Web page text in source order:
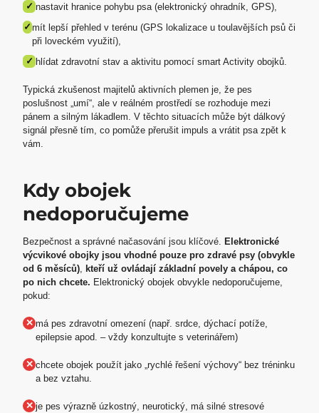
✓ nastavit hranice pohybu psa (elektronický ohradník, GPS),
✓mít lepší přehled v terénu (GPS lokalizace u toulavějších psů či
při loveckém využití),
✓ hlídat zdravotní stav a aktivitu pomocí smart Activity obojků.
Typická zkušenost majitelů aktivních plemen je, že pes
poslušnost „umí“, ale v reálném prostředí se rozhoduje mezi
pánem a silným lákadlem. V těchto situacích může být dálkový
signál přesně tím, co pomůže přerušit impuls a vrátit psa zpět k
vám.
Kdy obojek
nedoporučujeme
Bezpečnost a správné načasování jsou klíčové.
Elektronické
výcvikové obojky jsou vhodné pouze pro zdravé psy (obvykle
od 6 měsíců)
kteří už ovládají základní povely a chápou, co
po nich chcete. Elektronický obojek obvykle nedoporučujeme,
pokud:
✕ má pes zdravotní omezení (např. srdce, dýchací potíže,
epilepsie apod. – vždy konzultujte s veterinářem)
✕ chcete obojek použít jako „rychlé řešení výchovy“ bez tréninku
a bez vztahu.
✕ je pes výrazně úzkostný, neurotický, má silné stresové